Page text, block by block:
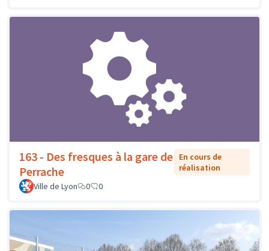
163 - Des fresques à la gare de
Perrache
En cours de
réalisation
Ville de Lyon
0 0